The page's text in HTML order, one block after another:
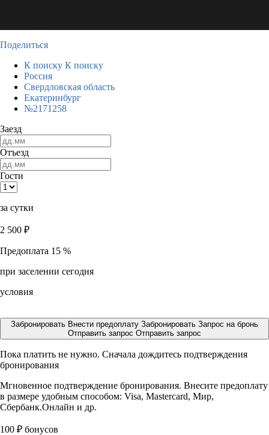
Поделиться
К поиску К поиску
Россия
Свердловская область
Екатеринбург
№2171258
Заезд
Отъезд
Гости
за сутки
2 500 ₽
Предоплата 15 %
при заселении сегодня
условия
Забронировать Внести предоплату Забронировать Запрос на бронь
Отправить запрос Отправить запрос
Пока платить не нужно. Сначала дождитесь подтверждения
бронирования
Мгновенное подтверждение бронирования. Внесите предоплату
в размере удобным способом: Visa, Mastercard, Мир,
Сбербанк.Онлайн и др.
100 ₽ бонусов